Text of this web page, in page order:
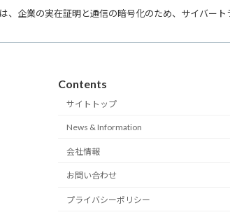
、企業の実在証明と通信の暗号化のため、サイバート
Contents
サイトトップ
News & Information
会社情報
お問い合わせ
プライバシーポリシー